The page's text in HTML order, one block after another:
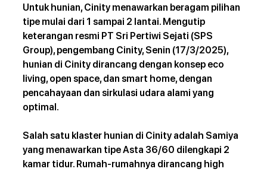
Untuk hunian, Cinity menawarkan beragam pilihan
tipe mulai dari 1 sampai 2 lantai. Mengutip
keterangan resmi PT Sri Pertiwi Sejati (SPS
Group), pengembang Cinity, Senin (17/3/2025),
hunian di Cinity dirancang dengan konsep eco
living, open space, dan smart home, dengan
pencahayaan dan sirkulasi udara alami yang
optimal.
Salah satu klaster hunian di Cinity adalah Samiya
yang menawarkan tipe Asta 36/60 dilengkapi 2
kamar tidur. Rumah-rumahnya dirancang high